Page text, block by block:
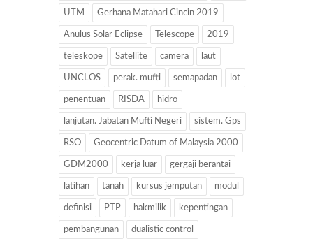
UTM Gerhana Matahari Cincin 2019
Anulus Solar Eclipse Telescope 2019
teleskope Satellite camera laut
UNCLOS perak. mufti semapadan lot
penentuan RISDA hidro
lanjutan. Jabatan Mufti Negeri sistem. Gps
RSO Geocentric Datum of Malaysia 2000
GDM2000 kerja luar gergaji berantai
latihan tanah kursus jemputan modul
definisi PTP hakmilik kepentingan
pembangunan dualistic control